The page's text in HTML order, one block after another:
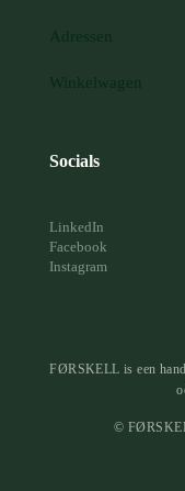
Adressen
Winkelwagen
Socials
LinkedIn
Facebook
Instagram
FØRSKELL is een
©